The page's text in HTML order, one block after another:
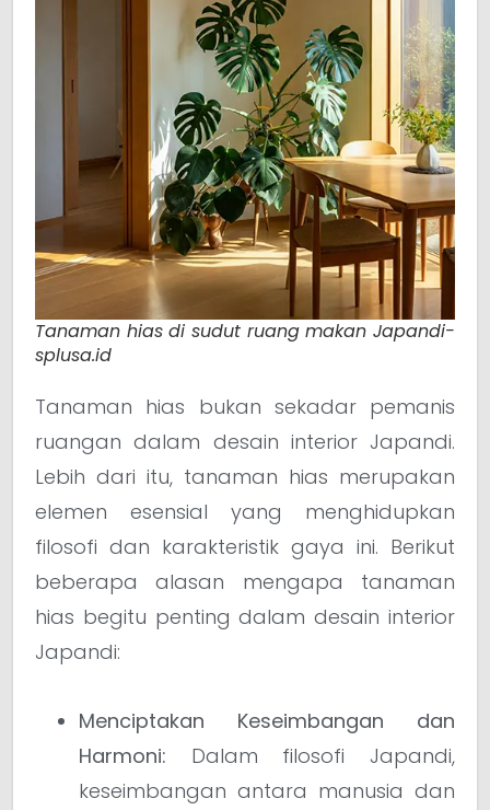
Tanaman hias di sudut ruang makan Japandi-
splusa.id
Tanaman hias bukan sekadar pemanis
ruangan dalam desain interior Japandi.
Lebih dari itu, tanaman hias merupakan
elemen esensial yang menghidupkan
filosofi dan karakteristik gaya ini. Berikut
beberapa alasan mengapa tanaman
hias begitu penting dalam desain interior
Japandi:
Menciptakan Keseimbangan dan
Harmoni: Dalam filosofi Japandi,
keseimbangan antara manusia dan